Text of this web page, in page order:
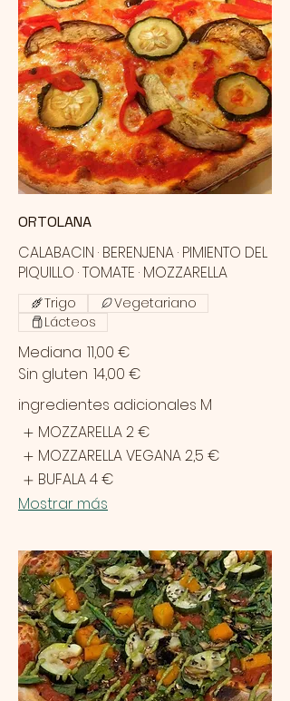
ORTOLANA
CALABACIN · BERENJENA · PIMIENTO DEL
PIQUILLO · TOMATE · MOZZARELLA
Mediana 11,00 €
Sin gluten 14,00 €
Trigo
Vegetariano
Lácteos
ingredientes adicionales M
MOZZARELLA2 €
MOZZARELLA VEGANA2,5 €
BUFALA4 €
Mostrar más